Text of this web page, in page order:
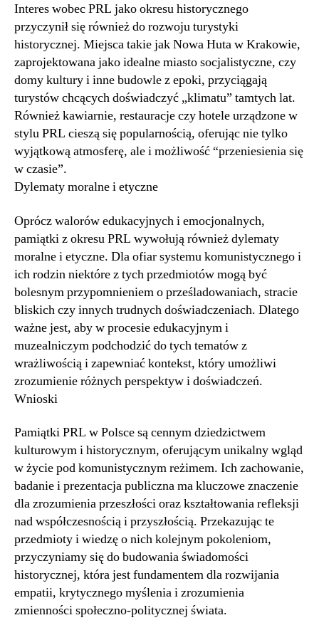
Interes wobec PRL jako okresu historycznego
przyczynił się również do rozwoju turystyki
historycznej. Miejsca takie jak Nowa Huta w Krakowie,
zaprojektowana jako idealne miasto socjalistyczne, czy
domy kultury i inne budowle z epoki, przyciągają
turystów chcących doświadczyć „klimatu” tamtych lat.
Również kawiarnie, restauracje czy hotele urządzone w
stylu PRL cieszą się popularnością, oferując nie tylko
wyjątkową atmosferę, ale i możliwość “przeniesienia się
w czasie”.
Dylematy moralne i etyczne
Oprócz walorów edukacyjnych i emocjonalnych,
pamiątki z okresu PRL wywołują również dylematy
moralne i etyczne. Dla ofiar systemu komunistycznego i
ich rodzin niektóre z tych przedmiotów mogą być
bolesnym przypomnieniem o prześladowaniach, stracie
bliskich czy innych trudnych doświadczeniach. Dlatego
ważne jest, aby w procesie edukacyjnym i
muzealniczym podchodzić do tych tematów z
wrażliwością i zapewniać kontekst, który umożliwi
zrozumienie różnych perspektyw i doświadczeń.
Wnioski
Pamiątki PRL w Polsce są cennym dziedzictwem
kulturowym i historycznym, oferującym unikalny wgląd
w życie pod komunistycznym reżimem. Ich zachowanie,
badanie i prezentacja publiczna ma kluczowe znaczenie
dla zrozumienia przeszłości oraz kształtowania refleksji
nad współczesnością i przyszłością. Przekazując te
przedmioty i wiedzę o nich kolejnym pokoleniom,
przyczyniamy się do budowania świadomości
historycznej, która jest fundamentem dla rozwijania
empatii, krytycznego myślenia i zrozumienia
zmienności społeczno-politycznej świata.